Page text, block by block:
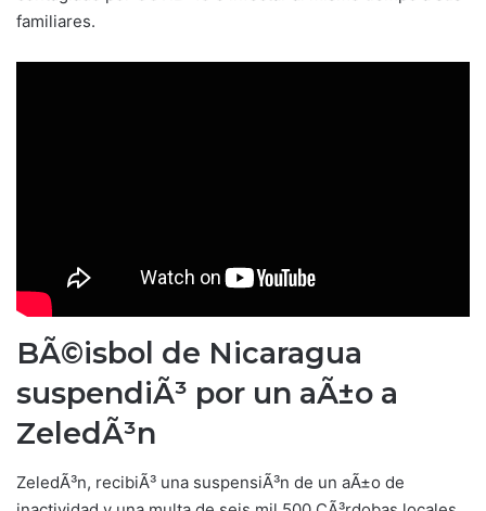
familiares.
BÃ©isbol de Nicaragua
suspendiÃ³ por un aÃ±o a
ZeledÃ³n
ZeledÃ³n, recibiÃ³ una suspensiÃ³n de un aÃ±o de